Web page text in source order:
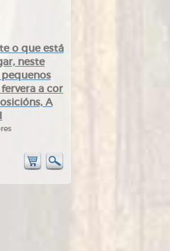
o que está
neste
a cor
A